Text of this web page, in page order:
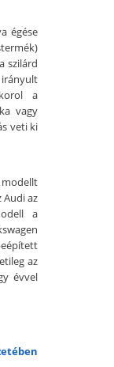
égése
szilárd
a
vagy
veti ki
Audi az
a
az
évvel